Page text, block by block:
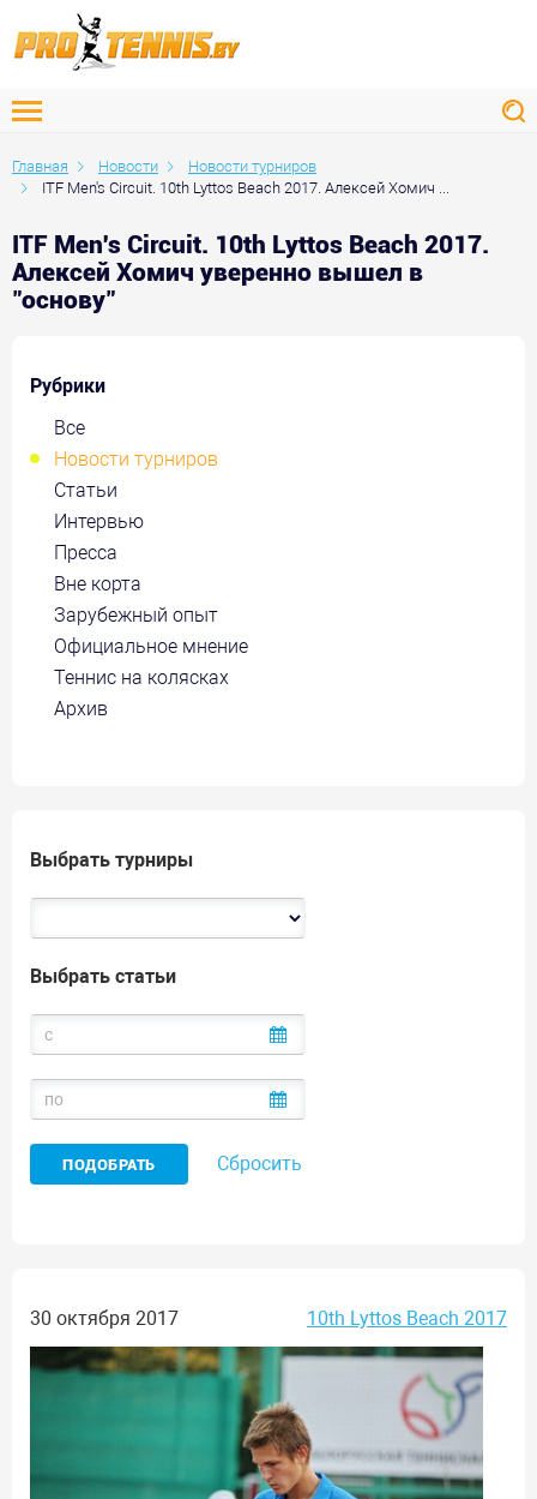
Главная Новости
Новости турниров
ITF Men's Circuit. 10th Lyttos Beach 2017. Алексей Хомич ...
ITF Men's Circuit. 10th Lyttos Beach 2017.
Алексей Хомич уверенно вышел в
"основу"
Рубрики
Все
Новости турниров
Статьи
Интервью
Пресса
Вне корта
Зарубежный опыт
Официальное мнение
Теннис на колясках
Архив
Выбрать турниры
Выбрать статьи
Сбросить
30 октября 2017 10th Lyttos Beach 2017